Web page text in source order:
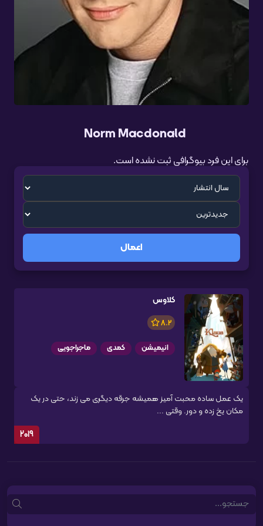
Norm Macdonald
برای این فرد بیوگرافی ثبت نشده است.
اعمال
کلاوس
8.2
انیمیشن کمدی ماجراجویی
یک عمل ساده محبت آمیز همیشه جرقه دیگری می زند، حتی در یک
مکان یخ زده و دور. وقتی ...
2019
Search